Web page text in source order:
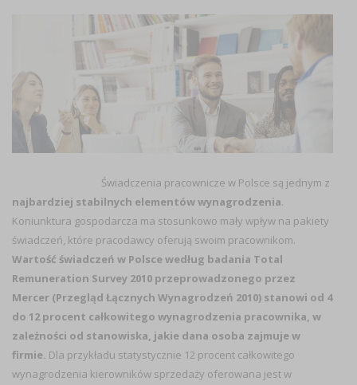
Świadczenia pracownicze w Polsce są jednym z
najbardziej stabilnych elementów wynagrodzenia.
Koniunktura gospodarcza ma stosunkowo mały wpływ na pakiety
świadczeń, które pracodawcy oferują swoim pracownikom.
Wartość świadczeń w Polsce według badania Total
Remuneration Survey 2010 przeprowadzonego przez
Mercer (Przegląd Łącznych Wynagrodzeń 2010) stanowi od 4
do 12 procent całkowitego wynagrodzenia pracownika, w
zależności od stanowiska, jakie dana osoba zajmuje w
firmie. Dla przykładu statystycznie 12 procent całkowitego
wynagrodzenia kierowników sprzedaży oferowana jest w